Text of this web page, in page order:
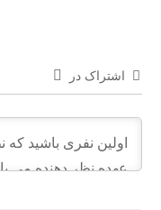
اشتراک در